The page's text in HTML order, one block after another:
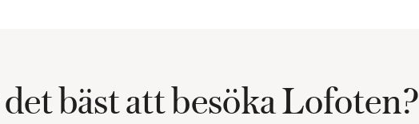
bäst att besöka Lofoten?